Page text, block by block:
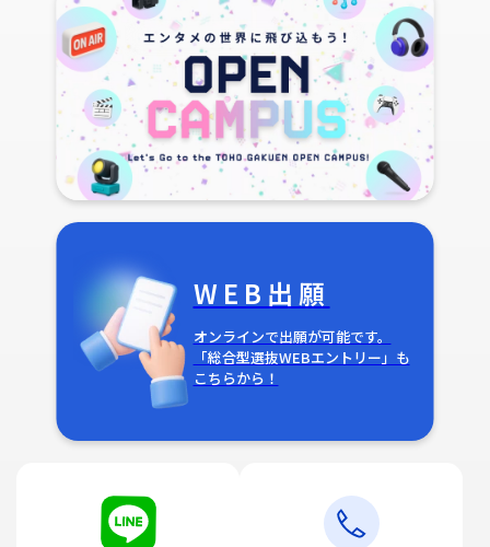
WEB出願
オンラインで出願が可能です。
「総合型選抜WEBエントリー」も
こちらから！